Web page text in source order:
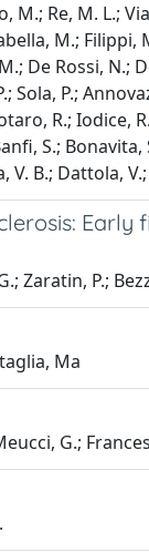
M.; Re, M. L.;
M.; Filippi,
De Rossi, N.;
Sola, P.;
R.; Iodice,
S.;
V. B.; Dattola,
Zaratin, P.;
Ma
G.;